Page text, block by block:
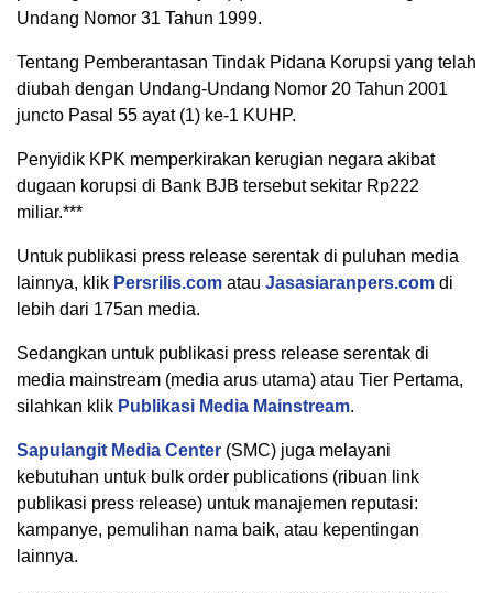
Undang Nomor 31 Tahun 1999.
Tentang Pemberantasan Tindak Pidana Korupsi yang telah
diubah dengan Undang-Undang Nomor 20 Tahun 2001
juncto Pasal 55 ayat (1) ke-1 KUHP.
Penyidik KPK memperkirakan kerugian negara akibat
dugaan korupsi di Bank BJB tersebut sekitar Rp222
miliar.***
Untuk publikasi press release serentak di puluhan media
lainnya, klik Persrilis.com atau Jasasiaranpers.com di
lebih dari 175an media.
Sedangkan untuk publikasi press release serentak di
media mainstream (media arus utama) atau Tier Pertama,
silahkan klik Publikasi Media Mainstream.
Sapulangit Media Center (SMC) juga melayani
kebutuhan untuk bulk order publications (ribuan link
publikasi press release) untuk manajemen reputasi:
kampanye, pemulihan nama baik, atau kepentingan
lainnya.